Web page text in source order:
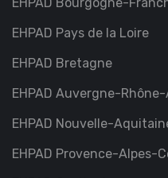
EHPAD Pays de la Loire
EHPAD Bretagne
EHPAD Auvergne-
EHPAD Nouvelle-
EHPAD Provence-Alpes-